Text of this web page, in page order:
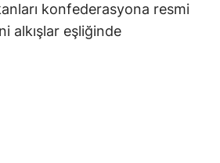
konfederasyona resmi
alkışlar eşliğinde